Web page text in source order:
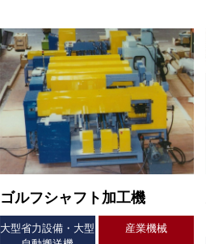
ゴルフシャフト加工機
大型省力設備・大型
産業機械